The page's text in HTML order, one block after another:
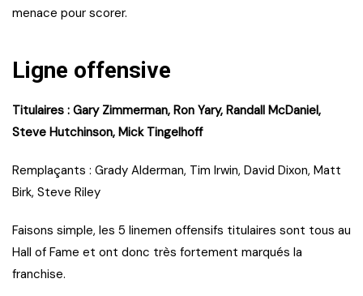
menace pour scorer.
Ligne offensive
Titulaires : Gary Zimmerman, Ron Yary, Randall McDaniel,
Steve Hutchinson, Mick Tingelhoff
Remplaçants : Grady Alderman, Tim Irwin, David Dixon, Matt
Birk, Steve Riley
Faisons simple, les 5 linemen offensifs titulaires sont tous au
Hall of Fame et ont donc très fortement marqués la
franchise.